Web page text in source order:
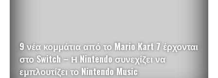
9 νέα κομμάτια από το Mario Kart 7 έρχονται
στο Switch – Η Nintendo συνεχίζει να
εμπλουτίζει το Nintendo Music